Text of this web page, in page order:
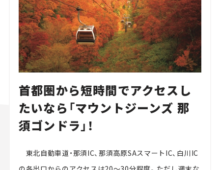
首都圏から短時間でアクセスし
たいなら「マウントジーンズ 那
須ゴンドラ」！
東北自動車道・那須IC、那須高原SAスマートIC、白川IC